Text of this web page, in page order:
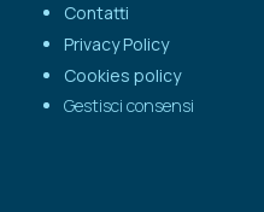
Contatti
Privacy Policy
Cookies policy
Gestisci consensi